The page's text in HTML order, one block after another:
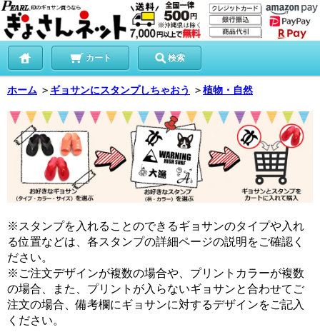
カート 検索
ホーム ＞ ギョサンにスタンプしちゃおう ＞植物・自然
※スタンプを入れることのできるギョサンのタイプや入れ
る位置などは、各スタンプの詳細ページの説明をご確認く
ださい。
※ご注文デザインが複数の場合や、プリントカラーが複数
の場合、また、プリントが入らないギョサンと合わせてご
注文の場合、備考欄にギョサンに対するデザインをご記入
ください。